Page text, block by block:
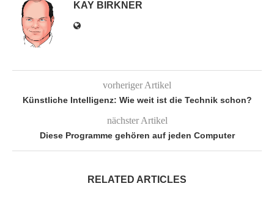
KAY BIRKNER
vorheriger Artikel
Künstliche Intelligenz: Wie weit ist die Technik schon?
nächster Artikel
Diese Programme gehören auf jeden Computer
RELATED ARTICLES